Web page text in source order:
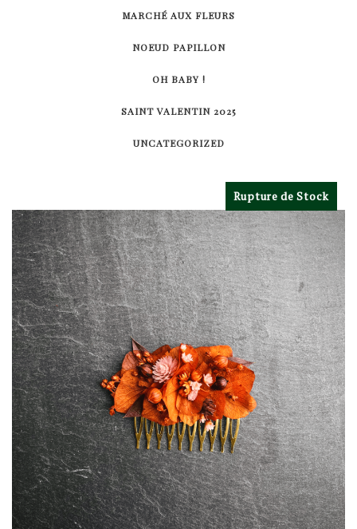
MARCHÉ AUX FLEURS
NOEUD PAPILLON
OH BABY !
SAINT VALENTIN 2025
UNCATEGORIZED
Rupture de Stock